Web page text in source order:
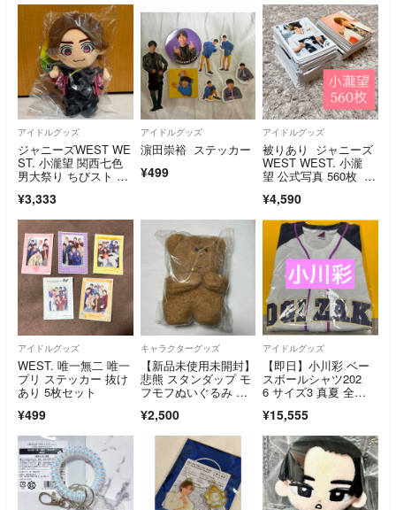
アイドルグッズ
ジャニーズWEST WE
ST. 小瀧望 関西七色
男大祭り ちびスト ぬ
¥3,333
アイドルグッズ
濵田崇裕 ステッカー
¥499
アイドルグッズ
被りあり ジャニーズ
WEST WEST. 小瀧
望 公式写真 560枚 ま
¥4,590
アイドルグッズ
WEST. 唯一無二 唯一
プリ ステッカー 抜け
あり 5枚セット
¥499
キャラクターグッズ
【新品未使用未開封】
悲熊 スタンダップ モ
フモフぬいぐるみ キ
¥2,500
アイドルグッズ
【即日】小川彩 ベー
スボールシャツ202
6 サイズ3 真夏 全
¥15,555